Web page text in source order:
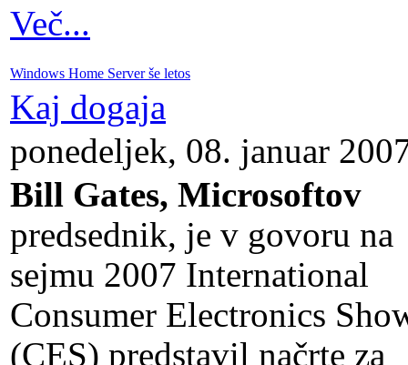
Več...
Windows Home Server še letos
Kaj dogaja
ponedeljek, 08. januar
Bill Gates, Microsoftov
predsednik, je v govoru na
sejmu 2007 International
Consumer Electronics
(CES) predstavil načrte za